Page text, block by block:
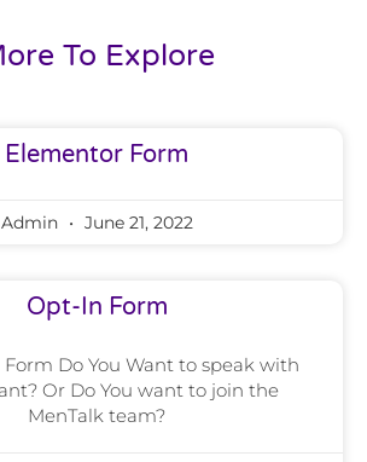
To Explore
Elementor Form
Admin June 21, 2022
Opt-In Form
Do You Want to speak with
Or Do You want to join the
MenTalk team?